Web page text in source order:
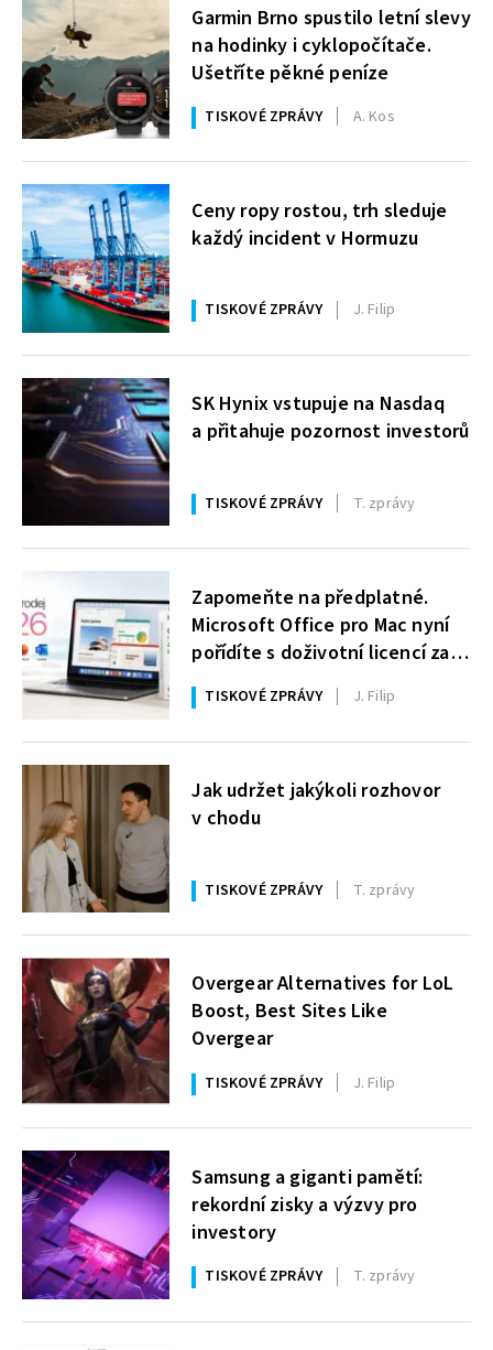
Garmin Brno spustilo letní slevy
na hodinky i cyklopočítače.
Ušetříte pěkné peníze
TISKOVÉ ZPRÁVY A. Kos
Ceny ropy rostou, trh sleduje
každý incident v Hormuzu
TISKOVÉ ZPRÁVY J. Filip
SK Hynix vstupuje na Nasdaq
a přitahuje pozornost investorů
TISKOVÉ ZPRÁVY T. zprávy
Zapomeňte na předplatné.
Microsoft Office pro Mac nyní
pořídíte s doživotní licencí za
49,99 €
TISKOVÉ ZPRÁVY J. Filip
Jak udržet jakýkoli rozhovor
v chodu
TISKOVÉ ZPRÁVY T. zprávy
Overgear Alternatives for LoL
Boost, Best Sites Like
Overgear
TISKOVÉ ZPRÁVY J. Filip
Samsung a giganti pamětí:
rekordní zisky a výzvy pro
investory
TISKOVÉ ZPRÁVY T. zprávy